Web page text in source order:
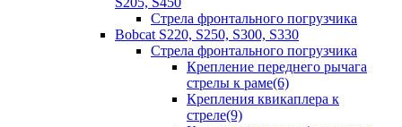
Стрела фронтального погрузчика
Bobcat S220, S250, S300, S330
Стрела фронтального погрузчика
Крепление переднего рычага
стрелы к раме(6)
Крепления квикаплера к
стреле(9)